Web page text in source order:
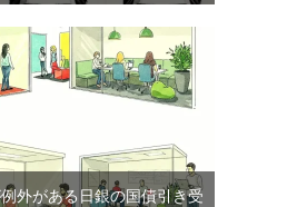
外がある日銀の国債引き受